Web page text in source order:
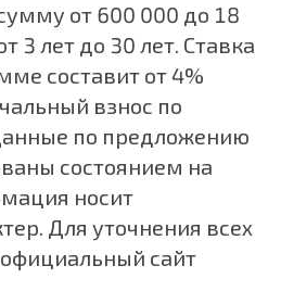
от 600 000 до 18
3 лет до 30 лет. Ставка
составит от 4%
взнос по
по предложению
состоянием на
носит
Для уточнения всех
сайт